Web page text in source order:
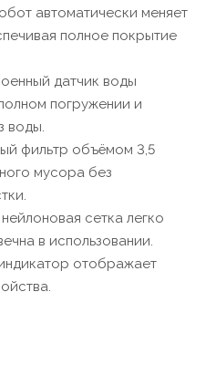
автоматически меняет
полное покрытие
датчик воды
погружении и
воды.
фильтр объёмом 3,5
мусора без
сетка легко
в использовании.
отображает